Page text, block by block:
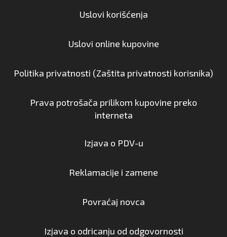
Uslovi korišćenja
Uslovi online kupovine
Politika privatnosti (Zaštita privatnosti korisnika)
Prava potrošača prilikom kupovine preko
interneta
Izjava o PDV-u
Reklamacije i zamene
Povraćaj novca
Izjava o odricanju od odgovornosti